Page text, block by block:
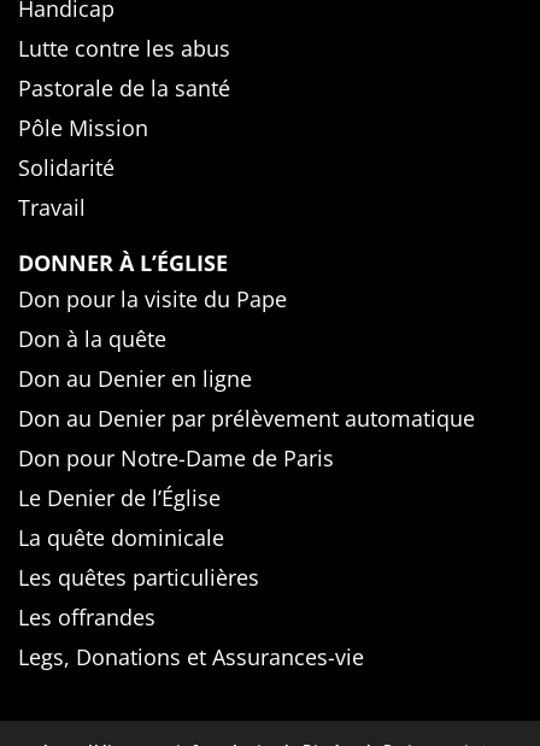
Handicap
Lutte contre les abus
Pastorale de la santé
Pôle Mission
Solidarité
Travail
DONNER À L’ÉGLISE
Don pour la visite du Pape
Don à la quête
Don au Denier en ligne
Don au Denier par prélèvement automatique
Don pour Notre-Dame de Paris
Le Denier de l’Église
La quête dominicale
Les quêtes particulières
Les offrandes
Legs, Donations et Assurances-vie